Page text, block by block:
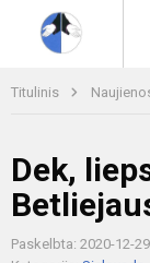
Titulinis
Dek,
Paskelbta: 2020-12-29